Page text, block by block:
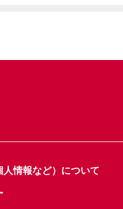
情報など）について